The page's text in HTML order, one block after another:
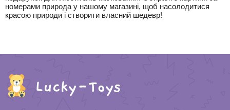
номерами природа у нашому магазині, щоб насолодитися
красою природи і створити власний шедевр!